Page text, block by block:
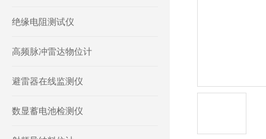
绝缘电阻测试仪
高频脉冲雷达物位计
避雷器在线监测仪
数显蓄电池检测仪